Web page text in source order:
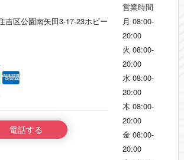
吉区公園南矢田3-17-23ホビー
電話する
営業時間
月 08:00-
20:00
火 08:00-
20:00
水 08:00-
20:00
木 08:00-
20:00
金 08:00-
20:00